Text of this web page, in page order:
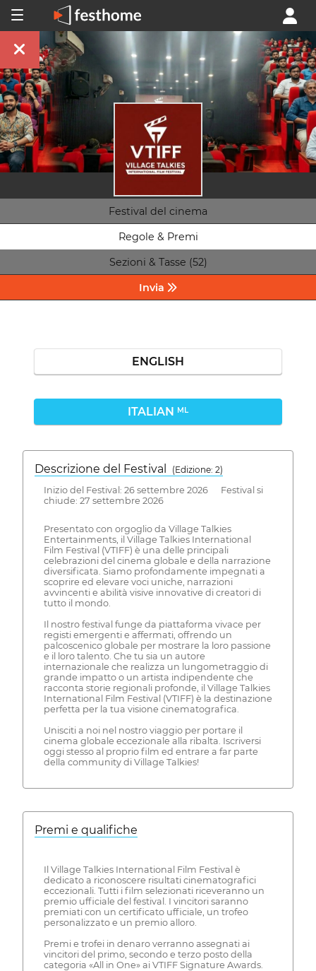
Festival del cinema
Regole & Premi
Sezioni & Tasse (52)
Invia
ENGLISH
ITALIAN ML
Descrizione del Festival
( Edizione: 2)
Inizio del Festival: 26 settembre 2026 Festival si
chiude: 27 settembre 2026
Presentato con orgoglio da Village Talkies
Entertainments, il Village Talkies International
Film Festival (VTIFF) è una delle principali
celebrazioni del cinema globale e della narrazione
diversificata. Siamo profondamente impegnati a
scoprire ed elevare voci uniche, narrazioni
avvincenti e abilità visive innovative di creatori di
tutto il mondo.
Il nostro festival funge da piattaforma vivace per
registi emergenti e affermati, offrendo un
palcoscenico globale per mostrare la loro passione
e il loro talento. Che tu sia un autore
internazionale che realizza un lungometraggio di
grande impatto o un artista indipendente che
racconta storie regionali profonde, il Village Talkies
International Film Festival (VTIFF) è la destinazione
perfetta per la tua visione cinematografica.
Unisciti a noi nel nostro viaggio per portare il
cinema globale eccezionale alla ribalta. Iscriversi
oggi stesso al proprio film ed entrare a far parte
della community di Village Talkies!
Premi e qualifiche
Il Village Talkies International Film Festival è
dedicato a riconoscere risultati cinematografici
eccezionali. Tutti i film selezionati riceveranno un
premio ufficiale del festival. I vincitori saranno
premiati con un certificato ufficiale, un trofeo
personalizzato e un premio alloro.
Premi e trofei in denaro verranno assegnati ai
vincitori del primo, secondo e terzo posto della
categoria «All in One» ai VTIFF Signature Awards.